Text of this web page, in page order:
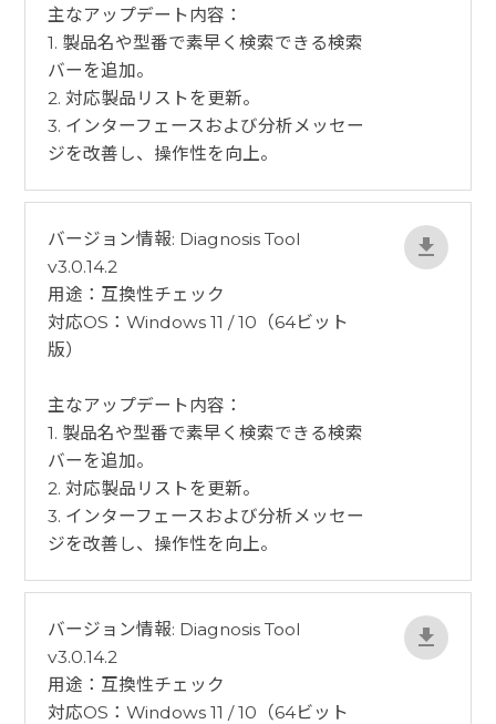
​主なアップデート内容：
1. 製品名や型番で素早く検索できる検索
バーを追加。
2. 対応製品リストを更新。
3. インターフェースおよび分析メッセー
ジを改善し、操作性を向上。
バージョン情報: Diagnosis Tool
v3.0.14.2
用途：互換性チェック
対応OS：Windows 11 / 10（64ビット
版）
​主なアップデート内容：
1. 製品名や型番で素早く検索できる検索
バーを追加。
2. 対応製品リストを更新。
3. インターフェースおよび分析メッセー
ジを改善し、操作性を向上。
バージョン情報: Diagnosis Tool
v3.0.14.2
用途：互換性チェック
対応OS：Windows 11 / 10（64ビット